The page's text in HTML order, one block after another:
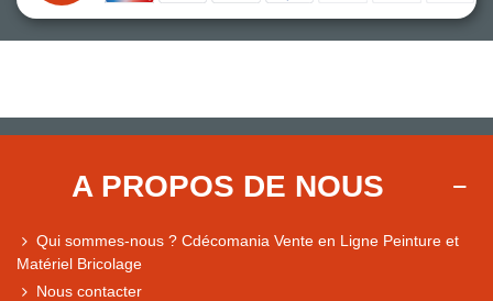
A PROPOS DE NOUS
Qui sommes-nous ? Cdécomania Vente en Ligne Peinture et
Matériel Bricolage
Nous contacter